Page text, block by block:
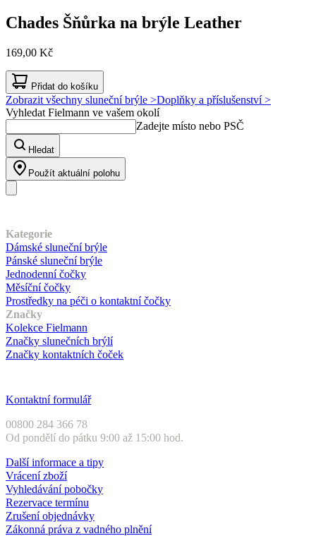
Chades Šňůrka na brýle Leather
169,00 Kč
Přidat do košíku
Zobrazit všechny sluneční brýle >Doplňky a příslušenství >
Vyhledat Fielmann ve vašem okolí
Zadejte místo nebo PSČ
Hledat
Použít aktuální polohu
Kategorie
Dámské sluneční brýle
Pánské sluneční brýle
Jednodenní čočky
Měsíční čočky
Prostředky na péči o kontaktní čočky
Značky
Kolekce Fielmann
Značky slunečních brýlí
Značky kontaktních čoček
Kontaktní formulář
00800 284 366 78
Od pondělí do pátku 9:00 až 15:00 hod.
Další informace a tipy
Vrácení zboží
Vyhledávání pobočky
Rezervace termínu
Zrušení objednávky
Zákonná práva z vadného plnění